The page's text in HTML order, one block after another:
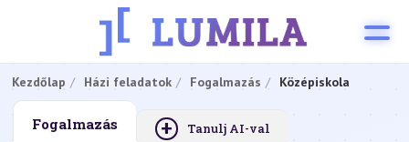
Kezdőlap Házi feladatok Fogalmazás Középiskola
Fogalmazás + Tanulj AI-val